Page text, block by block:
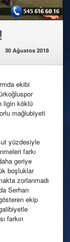
30 Ağustos 2018
ekibi
ligin köklü
mağlubiyeti
yüzdesiyle
farkı
geriye
boşluklar
zorlanmadı
Serhan
ekip
farkın